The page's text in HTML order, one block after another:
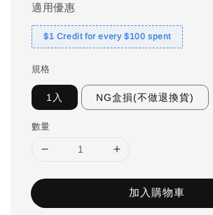
適用優惠
$1 Credit for every $100 spent
規格
1入 NG盒損(不做退換貨)
數量
加入購物車